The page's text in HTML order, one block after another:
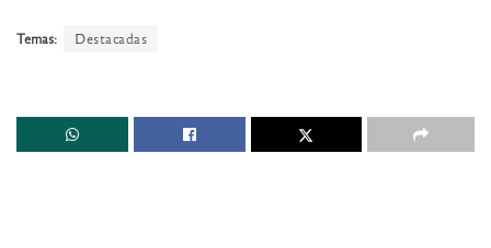
Temas: Destacadas